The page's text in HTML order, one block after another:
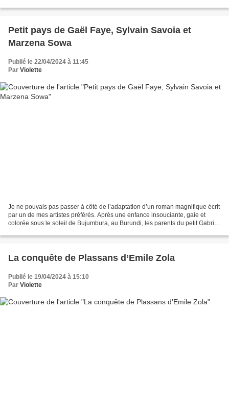
Petit pays de Gaël Faye, Sylvain Savoia et
Marzena Sowa
Publié le 22/04/2024 à 11:45
Par Violette
Je ne pouvais pas passer à côté de l’adaptation d’un roman magnifique écrit
par un de mes artistes préférés. Après une enfance insouciante, gaie et
colorée sous le soleil de Bujumbura, au Burundi, les parents du petit Gabriel
La conquête de Plassans d’Emile Zola
Publié le 19/04/2024 à 15:10
Par Violette